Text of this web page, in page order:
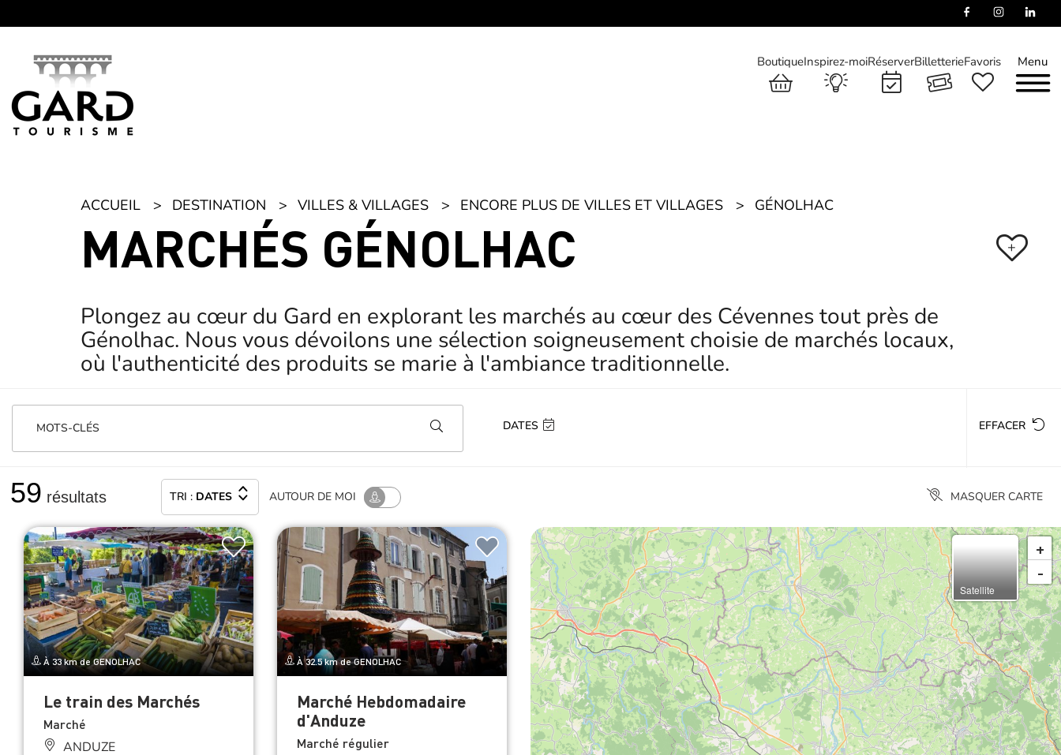
Menu
BoutiqueInspirez-moiRéserverBilletterieFavoris
ACCUEIL DESTINATION VILLES & VILLAGES ENCORE PLUS DE VILLES ET VILLAGES GÉNOLHAC
MARCHÉS GÉNOLHAC +
Plongez au cœur du Gard en explorant les marchés au cœur des Cévennes tout près de
Génolhac. Nous vous dévoilons une sélection soigneusement choisie de marchés locaux,
où l'authenticité des produits se marie à l'ambiance traditionnelle.
MOTS-CLÉS DATES EFFACER
59 résultats TRI : DATES AUTOUR DE MOI MASQUER CARTE
À 33 km de GENOLHAC
Le train des Marchés
Marché
ANDUZE
À 32.5 km de GENOLHAC
Marché Hebdomadaire
d'Anduze
Marché régulier
+
-
Satellite